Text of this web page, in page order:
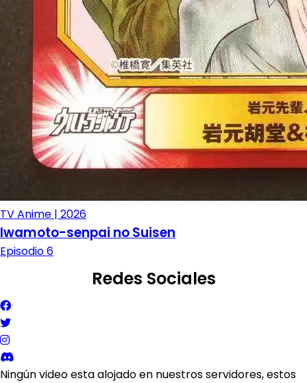
TV Anime | 2026
Iwamoto-senpai no Suisen
Episodio 6
Redes Sociales
Ningún video esta alojado en nuestros servidores, estos